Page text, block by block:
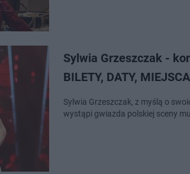
Sylwia Grzeszczak -
BILETY, DATY, MIEJSCA
Sylwia Grzeszczak, z myślą o
wystąpi gwiazda polskiej sceny